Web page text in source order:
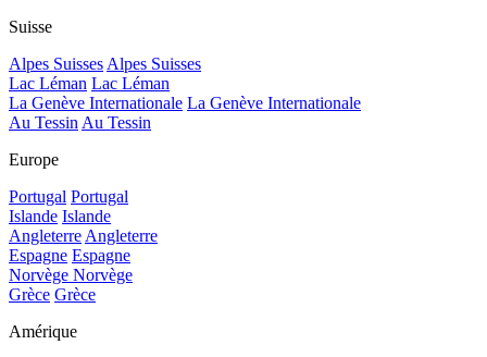
Suisse
Alpes Suisses Alpes Suisses
Lac Léman Lac Léman
La Genève Internationale La Genève Internationale
Au Tessin Au Tessin
Europe
Portugal Portugal
Islande Islande
Angleterre Angleterre
Espagne Espagne
Norvège Norvège
Grèce Grèce
Amérique